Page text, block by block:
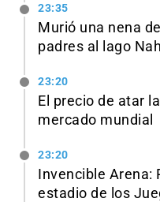
23:35
Murió una nena
padres al lago
23:20
El precio de atar
mercado mundial
23:20
Invencible
estadio de los